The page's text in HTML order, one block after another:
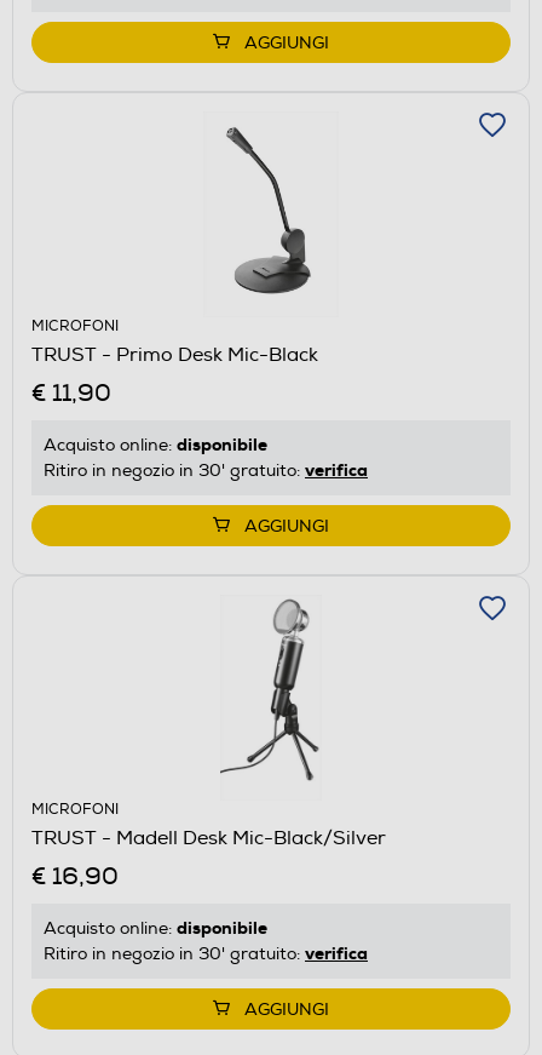
AGGIUNGI
MICROFONI
TRUST - Primo Desk Mic-Black
€ 11,90
Acquisto online: disponibile
Ritiro in negozio in 30' gratuito: verifica
AGGIUNGI
MICROFONI
TRUST - Madell Desk Mic-Black/Silver
€ 16,90
Acquisto online: disponibile
Ritiro in negozio in 30' gratuito: verifica
AGGIUNGI